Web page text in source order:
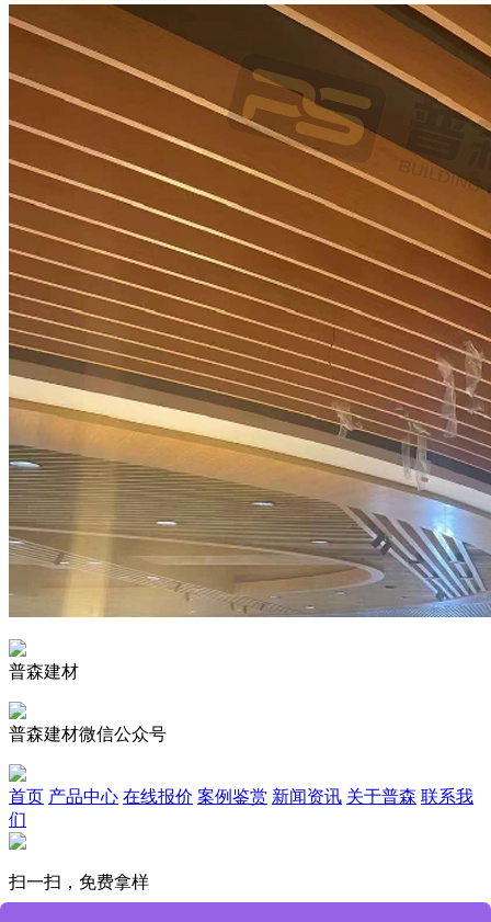
普森建材
普森建材微信公众号
首页 产品中心 在线报价 案例鉴赏 新闻资讯 关于普森 联系我
们
扫一扫，免费拿样